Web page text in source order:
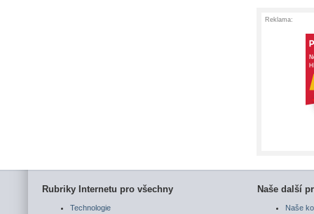
Reklama:
Rubriky Internetu pro všechny
Technologie
Naše další
Naše